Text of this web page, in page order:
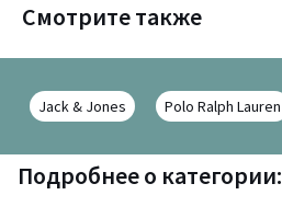
Смотрите также
Jack & Jones Polo Ralph Lauren
Подробнее о категории: